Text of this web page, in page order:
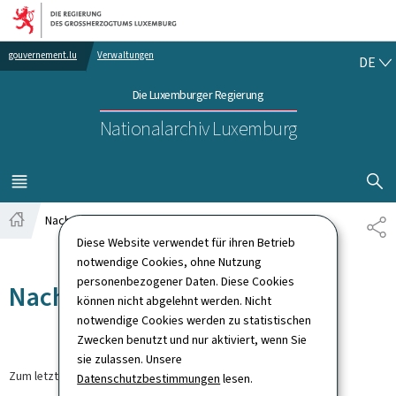
Diese Website verwendet für ihren Betrieb
notwendige Cookies, ohne Nutzung
personenbezogener Daten. Diese Cookies
können nicht abgelehnt werden. Nicht
notwendige Cookies werden zu statistischen
Zwecken benutzt und nur aktiviert, wenn Sie
sie zulassen. Unsere
Datenschutzbestimmungen lesen.
Zur Hauptnavigation
Zum Inhalt
gouvernement.lu Verwaltungen
Die Luxemburger Regierung
Nationalarchiv Luxemburg
DE
MENÜ
HAUPT-
Startseite
Nachrichten
Nachrichten
Zum letzten Mal aktualisiert am30.03.2026